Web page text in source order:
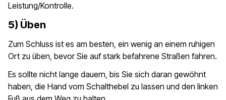
Leistung/Kontrolle.
5) Üben
Zum Schluss ist es am besten, ein wenig an einem ruhigen
Ort zu üben, bevor Sie auf stark befahrene Straßen fahren.
Es sollte nicht lange dauern, bis Sie sich daran gewöhnt
haben, die Hand vom Schalthebel zu lassen und den linken